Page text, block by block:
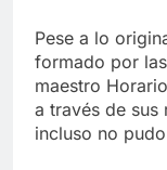
Pese a lo
formado por
maestro
a través de sus
incluso no